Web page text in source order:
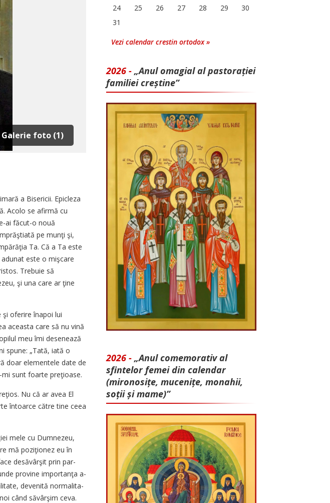
Galerie foto (1)
a Bisericii. E­pi­cleza
Acolo se afirmă cu
ai făcut-o no­uă
pe munţi şi,
Ta. Că a Ta este
este o miş­ca­re
Trebuie să
şi una care ar ţine
şi o­ferire înapoi lui
aceasta care să nu vi­nă
meu îmi desenează
spune: „Tată, ia­tă o
doar elementele date de
sunt foar­te preţioase.
Nu că ar avea El
întoarce către ti­ne ceea
mele cu Dumnezeu,
mă po­zi­ţionez eu în
desăvârşit prin par­
provine importanţa a­
de­venită norma­li­ta­­
când săvârşim ceva.
24
25 26 27 28 29
30
31
Vezi calendar crestin ortodox »
2026 - „Anul omagial al pastorației
familiei creștine”
2026 - „Anul comemorativ al
sfintelor femei din calendar
(mironosițe, mu­cenițe, monahii,
soții și mame)”